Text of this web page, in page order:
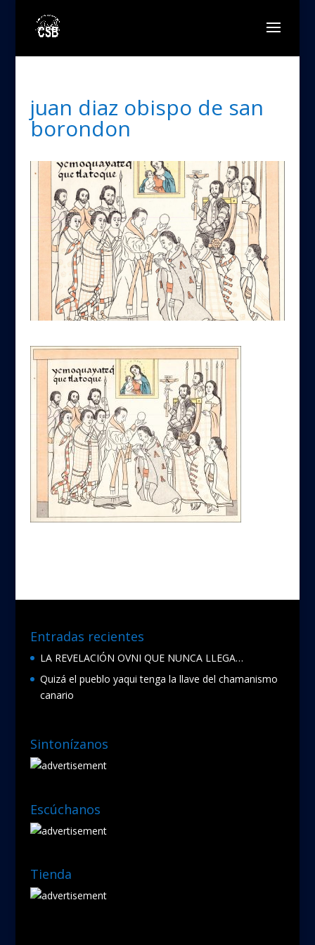
juan diaz obispo de san
borondon
Entradas recientes
LA REVELACIÓN OVNI QUE NUNCA LLEGA…
Quizá el pueblo yaqui tenga la llave del chamanismo
canario
Sintonízanos
Escúchanos
Tienda